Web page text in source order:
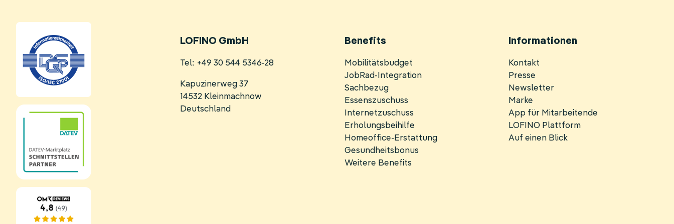
LOFINO GmbH
Tel: +49 30 544 5346-28
Kapuzinerweg 37
14532 Kleinmachnow
Deutschland
Benefits
Navigation
überspringen
Mobilitätsbudget
JobRad-Integration
Sachbezug
Essenszuschuss
Internetzuschuss
Erholungsbeihilfe
Homeoffice-Erstattung
Gesundheitsbonus
Weitere Benefits
Informationen
Navigation
überspringen
Kontakt
Presse
Newsletter
Marke
App für Mitarbeitende
LOFINO Plattform
Auf einen Blick